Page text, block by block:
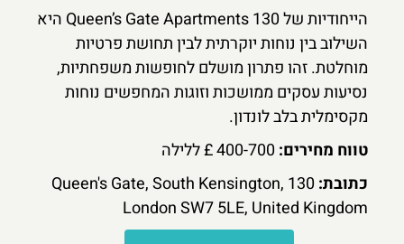
הייחודיות של 130 Queen’s Gate Apartments היא
השילוב בין נוחות יוקרתית לבין תחושת פרטיות
מוחלטת. זהו פתרון מושלם לחופשות משפחתיות,
נסיעות עסקים ממושכות וזוגות המחפשים נוחות
מקסימלית בלב לונדון.
טווח מחירים:
כתובת:
130 Queen's Gate, South Kensington,
London SW7 5LE, United Kingdom